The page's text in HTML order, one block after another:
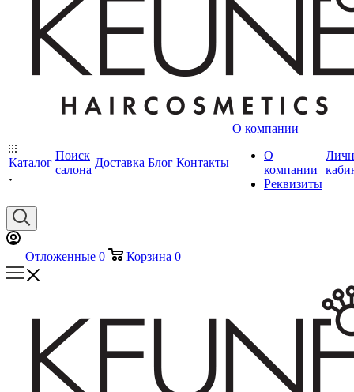
Каталог
Поиск
салона
Доставка Блог Контакты
О компании
О
компании
Реквизиты
Отложенные 0 Корзина 0